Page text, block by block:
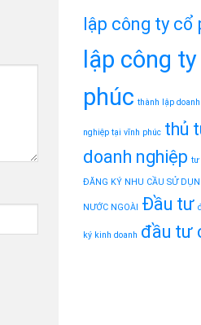
lập công ty cổ
lập công
phúc thành lập
nghiệp tại vĩnh phúc thủ
doanh nghiệp tư
ĐĂNG KÝ NHU CẦU SỬ
NƯỚC NGOÀI Đầu tư
ký kinh doanh đầu tư